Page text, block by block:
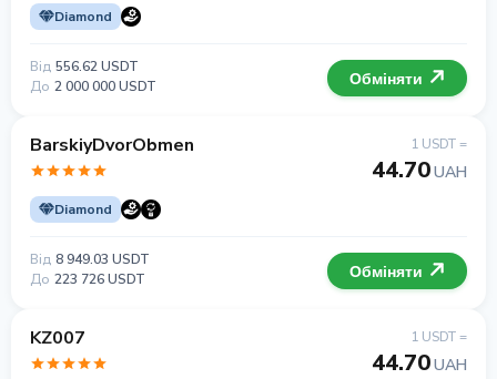
Diamond
Від 556.62 USDT
До 2 000 000 USDT Обміняти
BarskiyDvorObmen
Diamond
1 USDT =
44.70UAH
Від 8 949.03 USDT
До 223 726 USDT Обміняти
KZ007 1 USDT =
44.70UAH